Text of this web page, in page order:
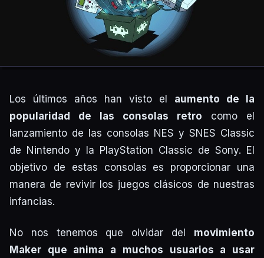
Los últimos años han visto el aumento de la
popularidad de las consolas retro como el
lanzamiento de las consolas NES y SNES Classic
de Nintendo y la PlayStation Classic de Sony. El
objetivo de estas consolas es proporcionar una
manera de revivir los juegos clásicos de nuestras
infancias.
No nos tenemos que olvidar del movimiento
Maker que anima a muchos usuarios a usar